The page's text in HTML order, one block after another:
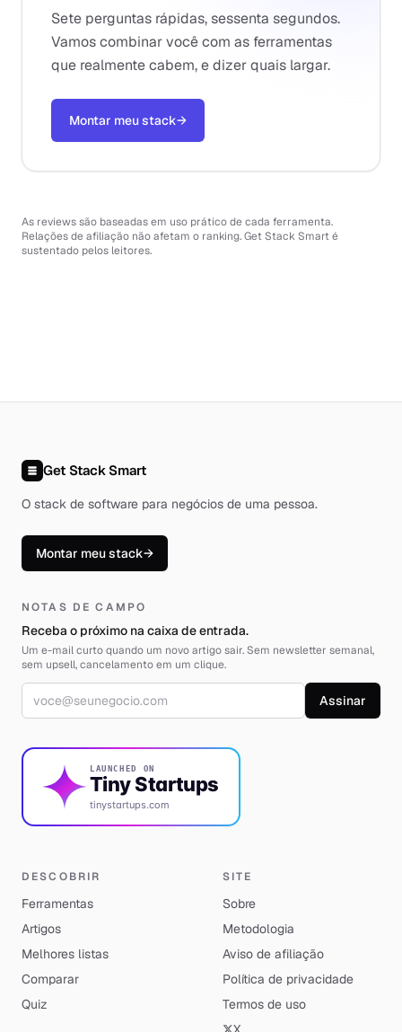
Sete perguntas rápidas, sessenta segundos.
Vamos combinar você com as ferramentas
que realmente cabem, e dizer quais largar.
Montar meu stack→
As reviews são baseadas em uso prático de cada ferramenta.
Relações de afiliação não afetam o ranking. Get Stack Smart é
sustentado pelos leitores.
Get Stack Smart
O stack de software para negócios de uma pessoa.
Montar meu stack→
NOTAS DE CAMPO
Receba o próximo na caixa de entrada.
Um e-mail curto quando um novo artigo sair. Sem newsletter semanal,
sem upsell, cancelamento em um clique.
Endereço de e-mail Assinar
LAUNCHED ON
Tiny Startups
tinystartups.com
DESCOBRIR
Ferramentas
Artigos
Melhores listas
Comparar
Quiz
SITE
Sobre
Metodologia
Aviso de afiliação
Política de privacidade
Termos de uso